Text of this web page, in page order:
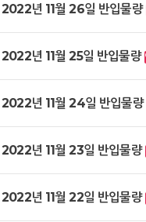
2022년 11월 26일 반입물량
2022년 11월 25일 반입물량
2022년 11월 24일 반입물량
2022년 11월 23일 반입물량
2022년 11월 22일 반입물량